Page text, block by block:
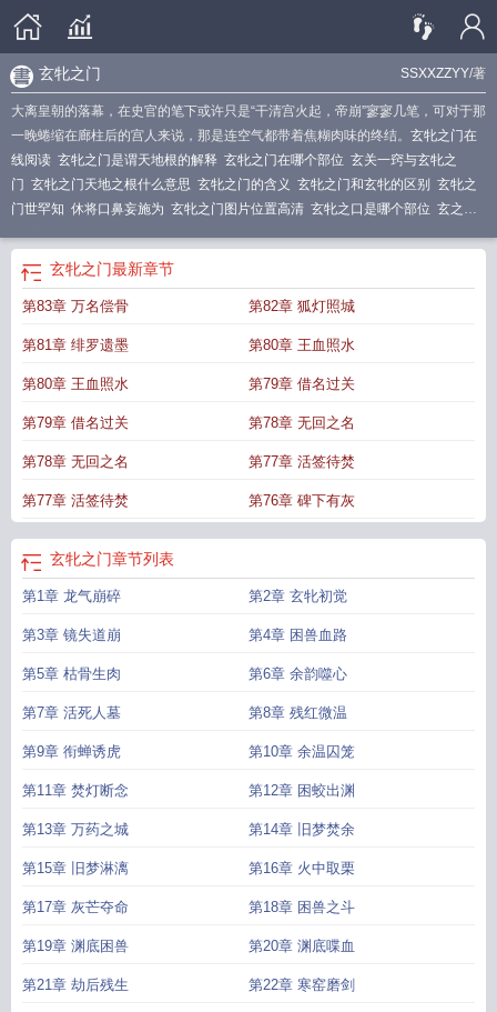
SSXXZZYY/著
玄牝之门
大离皇朝的落幕，在史官的笔下或许只是“干清宫火起，帝崩”寥寥几笔，可对于那
一晚蜷缩在廊柱后的宫人来说，那是连空气都带着焦糊肉味的终结。 玄牝之门在
线阅读 玄牝之门是谓天地根的解释 玄牝之门在哪个部位 玄关一窍与玄牝之
门 玄牝之门天地之根什么意思 玄牝之门的含义 玄牝之门和玄牝的区别 玄牝之
门世罕知 休将口鼻妄施为 玄牝之门图片位置高清 玄牝之口是哪个部位 玄之又
玄牝之门
玄牝之门和众妙之门
门 玄牝之门如何打开
人玄牝之门是什么意思 玄牝之门免费阅读是谓天地根是什么意思
之门
如何找到玄牝之门 玄牝之门怎么读玄牝之门是谓天根
里玄牝之门在哪里
玄牝之门是谓天地根绵绵若存用之不
是谓天地根什么意思
玄牝之门最新章节
第83章 万名偿骨 第82章 狐灯照城
第81章 绯罗遗墨 第80章 王血照水
第80章 王血照水 第79章 借名过关
第79章 借名过关 第78章 无回之名
第78章 无回之名 第77章 活签待焚
第77章 活签待焚 第76章 碑下有灰
玄牝之门章节列表
第1章 龙气崩碎 第2章 玄牝初觉
第3章 镜失道崩 第4章 困兽血路
第5章 枯骨生肉 第6章 余韵噬心
第7章 活死人墓 第8章 残红微温
第9章 衔蝉诱虎 第10章 余温囚笼
第11章 焚灯断念 第12章 困蛟出渊
第13章 万药之城 第14章 旧梦焚余
第15章 旧梦淋漓 第16章 火中取栗
第17章 灰芒夺命 第18章 困兽之斗
第19章 渊底困兽 第20章 渊底喋血
第21章 劫后残生 第22章 寒窑磨剑